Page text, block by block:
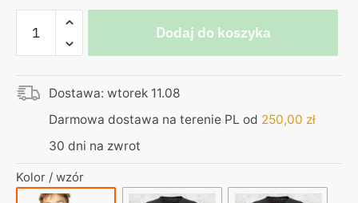
Koszulka
dziecięca
czarna
–
Kapitan
to
mały
Dodaj do koszyka
Dostawa: wtorek 11.08
Darmowa dostawa na terenie PL od 250,00 zł
30 dni na zwrot
Kolor / wzór